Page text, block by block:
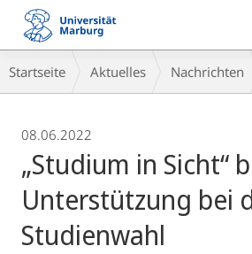
Mobile-
Navigation
Breadcrumb-
Navigation
Startseite Aktuelles Nachrichten
08.06.2022
„Studium in Sicht“
Unterstützung bei
Studienwahl